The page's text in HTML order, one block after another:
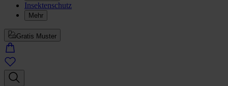
Insektenschutz
Mehr
Gratis Muster